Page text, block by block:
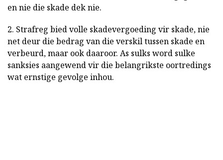
en nie die skade dek nie.
2. Strafreg bied volle skadevergoeding vir skade, nie
net deur die bedrag van die verskil tussen skade en
verbeurd, maar ook daaroor. As sulks word sulke
sanksies aangewend vir die belangrikste oortredings
wat ernstige gevolge inhou.